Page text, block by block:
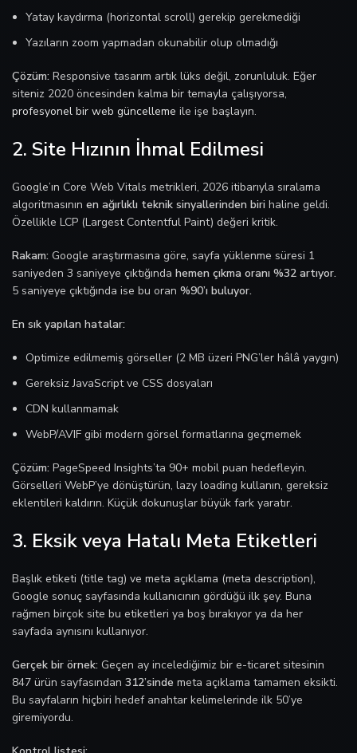
Yatay kaydırma (horizontal scroll) gerekip gerekmediği
Yazıların zoom yapmadan okunabilir olup olmadığı
Çözüm: Responsive tasarım artık lüks değil, zorunluluk. Eğer
siteniz 2020 öncesinden kalma bir temayla çalışıyorsa,
profesyonel bir web güncelleme ile işe başlayın.
2. Site Hızının İhmal Edilmesi
Google’ın Core Web Vitals metrikleri, 2026 itibarıyla sıralama
algoritmasının en ağırlıklı teknik sinyallerinden biri haline geldi.
Özellikle LCP (Largest Contentful Paint) değeri kritik.
Rakam: Google araştırmasına göre, sayfa yüklenme süresi 1
saniyeden 3 saniyeye çıktığında hemen çıkma oranı %32 artıyor.
5 saniyeye çıktığında ise bu oran %90’ı buluyor.
En sık yapılan hatalar:
Optimize edilmemiş görseller (2 MB üzeri PNG’ler hâlâ yaygın)
Gereksiz JavaScript ve CSS dosyaları
CDN kullanmamak
WebP/AVIF gibi modern görsel formatlarına geçmemek
Çözüm: PageSpeed Insights’ta 90+ mobil puan hedefleyin.
Görselleri WebP’ye dönüştürün, lazy loading kullanın, gereksiz
eklentileri kaldırın. Küçük dokunuşlar büyük fark yaratır.
3. Eksik veya Hatalı Meta Etiketleri
Başlık etiketi (title tag) ve meta açıklama (meta description),
Google sonuç sayfasında kullanıcının gördüğü ilk şey. Buna
rağmen birçok site bu etiketleri ya boş bırakıyor ya da her
sayfada aynısını kullanıyor.
Gerçek bir örnek: Geçen ay incelediğimiz bir e-ticaret sitesinin
847 ürün sayfasından 312’sinde meta açıklama tamamen eksikti.
Bu sayfaların hiçbiri hedef anahtar kelimelerinde ilk 50’ye
giremiyordu.